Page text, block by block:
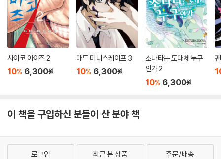
사이코 아이즈 2
10% 6,300원
매드 미니스케이프 3
10% 6,300원
소나타는 도대체 누구
인가 2
10% 6,300원
이 책을 구입하신 분들이 산 분야 책
로그인 최근 본 상품 주문/배송